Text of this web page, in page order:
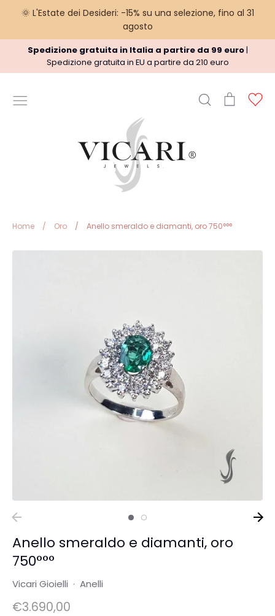
🌞 L'Estate dei Desideri: -15% su una selezione, fino al 31
agosto
contenuto
Spedizione gratuita in Italia a partire da 99 euro|
Spedizione gratuita in EU a partire da 210 euro
Cerca
Termini del Servizio
Informazioni sulle spedizioni
Privacy Policy
Carrello
Home / Oro / Anello smeraldo e diamanti, oro 750°°°
Anello smeraldo e diamanti, oro
750°°°
Vicari Gioielli · Anelli
€3.690,00